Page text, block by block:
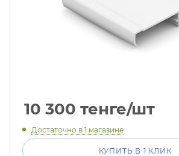
10 300 тенге/шт
Достаточно в 1 магазине
КУПИТЬ В 1 КЛИК